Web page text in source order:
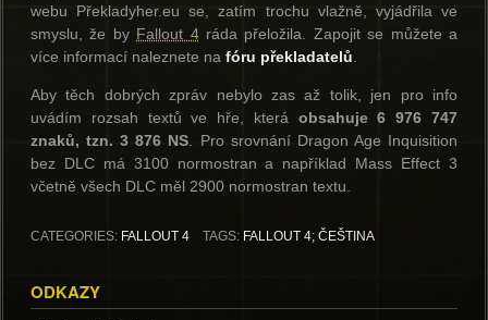
webu Překladyher.eu se, zatím trochu vlažně, vyjádřila ve
smyslu, že by Fallout 4ráda přeložila. Zapojit se můžete a
více informací naleznete na fóru překladatelů.
Aby těch dobrých zpráv nebylo zas až tolik, jen pro info
uvádím rozsah textů ve hře, která obsahuje 6 976 747
znaků, tzn. 3 876 NS. Pro srovnání Dragon Age Inquisition
bez DLC má 3100 normostran a například Mass Effect 3
včetně všech DLC měl 2900 normostran textu.
CATEGORIES: FALLOUT 4 TAGS: FALLOUT 4; ČEŠTINA
ODKAZY